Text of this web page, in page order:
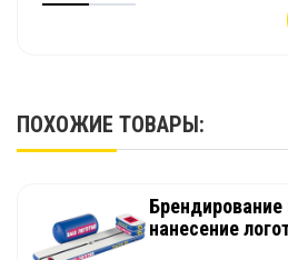
ПОХОЖИЕ ТОВАРЫ:
нанесение